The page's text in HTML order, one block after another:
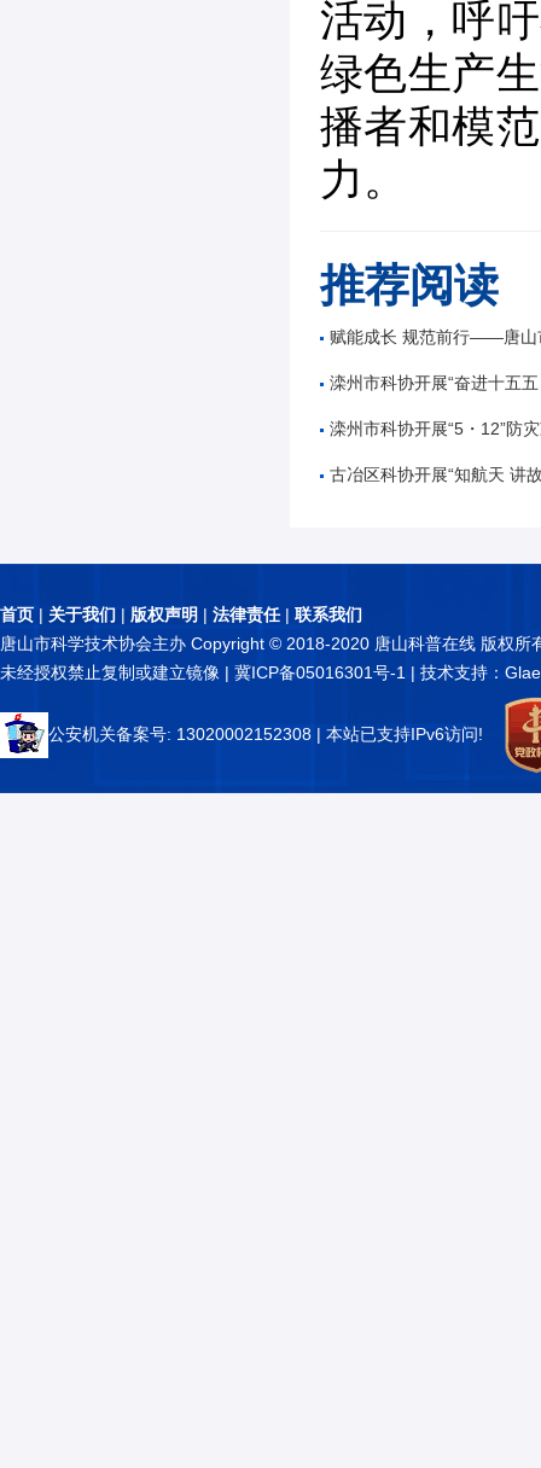
活动，呼
绿色生产
播者和模
力。
推荐阅读
赋能成长 规范前行——唐山市公路学会举办公路工
滦州市科协开展“奋进十五五 科技谱新篇”全国
滦州市科协开展“5・12”防灾减
古冶区科协开展“知航天 讲故事 逐星辰——中国
首页 | 关于我们 | 版权声明 | 法律责任| 联系我们
唐山市科学技术协会主办 Copyright © 2018-2020 唐山科普在线 版权所
未经授权禁止复制或建立镜像 | 冀ICP备05016301号-1 | 技术支持：
公安机关备案号: 13020002152308 | 本站已支持IPv6访问!